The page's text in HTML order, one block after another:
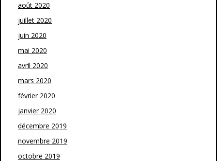
août 2020
juillet 2020
juin 2020
mai 2020
avril 2020
mars 2020
février 2020
janvier 2020
décembre 2019
novembre 2019
octobre 2019